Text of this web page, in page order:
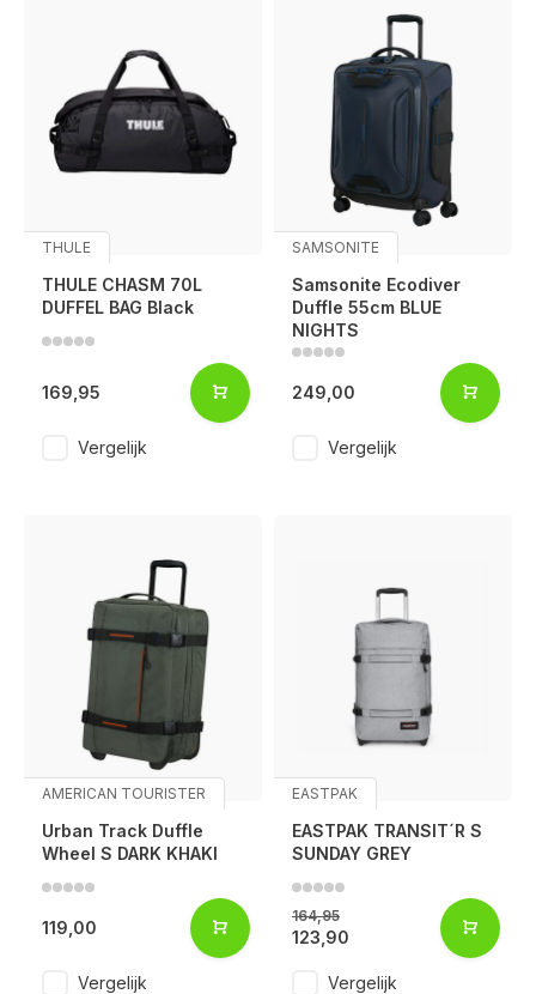
THULE
THULE CHASM 70L
DUFFEL BAG Black
169,95
Vergelijk
SAMSONITE
Samsonite Ecodiver
Duffle 55cm BLUE
NIGHTS
249,00
Vergelijk
AMERICAN TOURISTER
Urban Track Duffle
Wheel S DARK KHAKI
119,00
Vergelijk
EASTPAK
EASTPAK TRANSIT´R S
SUNDAY GREY
164,95
123,90
Vergelijk